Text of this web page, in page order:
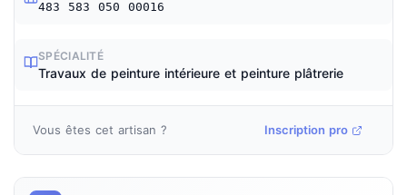
483 583 050 00016
SPÉCIALITÉ
Travaux de peinture intérieure et peinture plâtrerie
Vous êtes cet artisan ? Inscription pro